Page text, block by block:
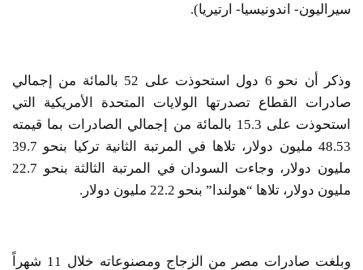
سيراليون- اندونيسيا- ارتيريا).
وذكر أن نحو 6 دول استحوذت على 52 بالمائة من إجمالي
صادرات القطاع تصدرتها الولايات المتحدة الأمريكية التي
استحوذت على 15.3 بالمائة من إجمالي الصادرات بما قيمته
48.53 مليون دولار، تلاها في المرتبة الثانية تركيا بنحو 39.7
مليون دولار، وجاءت السودان في المرتبة الثالثة بنحو 22.7
مليون دولار، تلاها “هولندا” بنحو 22.2 مليون دولار.
وبلغت صادرات مصر من الزجاج ومصنوعاته خلال 11 شهراً